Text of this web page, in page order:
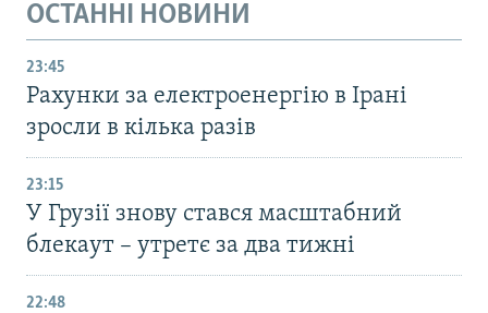
ОСТАННІ НОВИНИ
23:45
Рахунки за електроенергію в Ірані
зросли в кілька разів
23:15
У Грузії знову стався масштабний
блекаут – утретє за два тижні
22:48